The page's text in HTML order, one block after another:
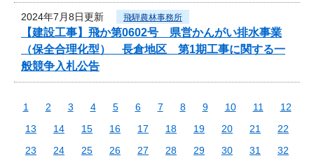
2024年7月8日更新 飛騨農林事務所
【建設工事】飛か第0602号 県営かんがい排水事業
（保全合理化型） 長倉地区 第1期工事に関する一
般競争入札公告
1 2 3 4 5 6 7 8 9 10 11
12
13
14 15 16 17 18 19 20 21
22
23
24 25 26 27 28 29 30 31
32